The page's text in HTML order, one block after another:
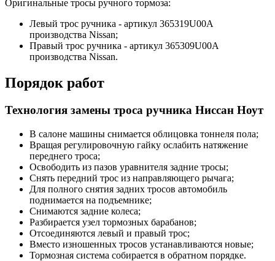
Оригинальные тросы ручного тормоза:
Левый трос ручника - артикул 365319U00A
производства Nissan;
Правый трос ручника - артикул 365309U00A
производства Nissan.
Порядок работ
Технология замены троса ручника Ниссан Ноут
В салоне машины снимается облицовка тоннеля пола;
Вращая регулировочную гайку ослабить натяжение
переднего троса;
Освободить из пазов уравнителя задние тросы;
Снять передний трос из направляющего рычага;
Для полного снятия задних тросов автомобиль
поднимается на подъемнике;
Снимаются задние колеса;
Разбирается узел тормозных барабанов;
Отсоединяются левый и правый трос;
Вместо изношенных тросов устанавливаются новые;
Тормозная система собирается в обратном порядке.